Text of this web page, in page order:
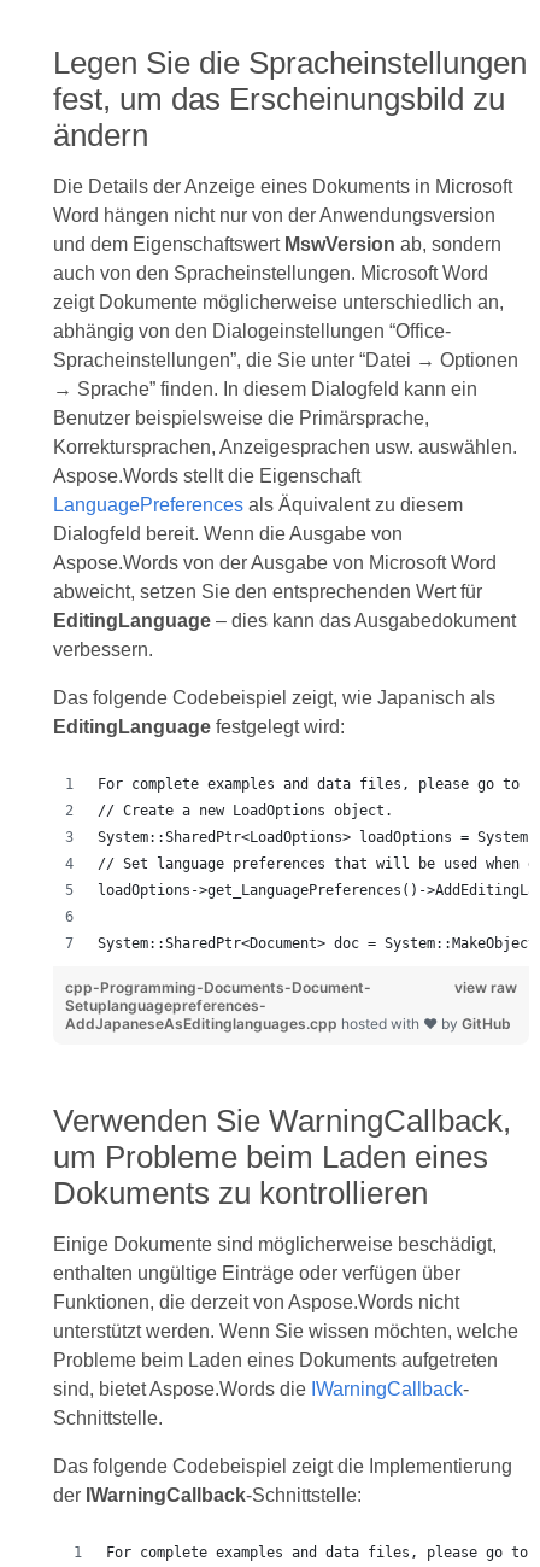
Legen Sie die Spracheinstellungen
fest, um das Erscheinungsbild zu
ändern
Die Details der Anzeige eines Dokuments in Microsoft
Word hängen nicht nur von der Anwendungsversion
und dem Eigenschaftswert MswVersion ab, sondern
auch von den Spracheinstellungen. Microsoft Word
zeigt Dokumente möglicherweise unterschiedlich an,
abhängig von den Dialogeinstellungen “Office-
Spracheinstellungen”, die Sie unter “Datei → Optionen
→ Sprache” finden. In diesem Dialogfeld kann ein
Benutzer beispielsweise die Primärsprache,
Korrektursprachen, Anzeigesprachen usw. auswählen.
Aspose.Words stellt die Eigenschaft
LanguagePreferencesals Äquivalent zu diesem
Dialogfeld bereit. Wenn die Ausgabe von
Aspose.Words von der Ausgabe von Microsoft Word
abweicht, setzen Sie den entsprechenden Wert für
EditingLanguage– dies kann das Ausgabedokument
verbessern.
Das folgende Codebeispiel zeigt, wie Japanisch als
EditingLanguagefestgelegt wird:
For complete examples and data files, please go to
// Create a new LoadOptions object.
System::SharedPtr<LoadOptions> loadOptions =
// Set language preferences that will be used when
loadOptions->get_LanguagePreferences()-
System::SharedPtr<Document> doc =
view raw
cpp-Programming-Documents-Document-
Setuplanguagepreferences-
AddJapaneseAsEditinglanguages.cpp hosted with ❤ by GitHub
Verwenden Sie WarningCallback,
um Probleme beim Laden eines
Dokuments zu kontrollieren
Einige Dokumente sind möglicherweise beschädigt,
enthalten ungültige Einträge oder verfügen über
Funktionen, die derzeit von Aspose.Words nicht
unterstützt werden. Wenn Sie wissen möchten, welche
Probleme beim Laden eines Dokuments aufgetreten
sind, bietet Aspose.Words die IWarningCallback-
Schnittstelle.
Das folgende Codebeispiel zeigt die Implementierung
der IWarningCallback-Schnittstelle:
For complete examples and data files, please go to